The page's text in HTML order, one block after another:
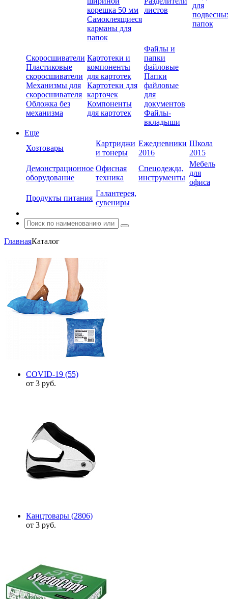
корешка 50 мм
Самоклеящиеся
карманы для
папок
листов
для
папок
Скоросшиватели
Пластиковые
скоросшиватели
Механизмы для
скоросшивателя
Обложка без
механизма
Картотеки и
компоненты
для картотек
Картотеки для
карточек
Компоненты
для картотек
Файлы и
папки
файловые
Папки
файловые
для
документов
Файлы-
вкладыши
Еще
Хозтовары
Картриджи
и тонеры
Ежедневники
2016
Школа
2015
Демонстрационное
оборудование
Офисная
техника
Спецодежда,
инструменты
Мебель
для
офиса
Продукты питания
Галантерея,
сувениры
ГлавнаяКаталог
COVID-19 (55)
от 3 руб.
Канцтовары (2806)
от 3 руб.